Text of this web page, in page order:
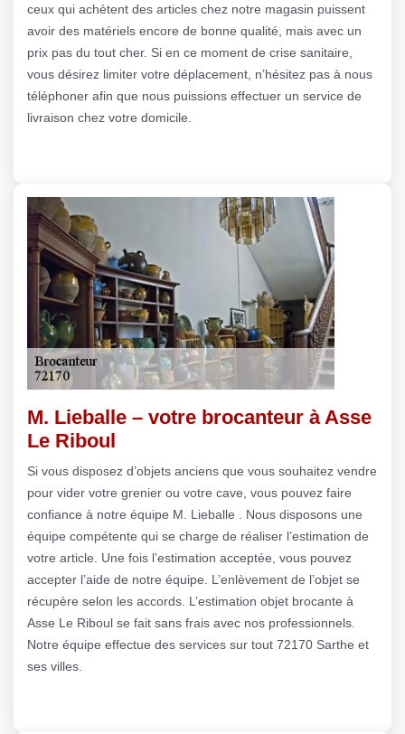
ceux qui achètent des articles chez notre magasin puissent
avoir des matériels encore de bonne qualité, mais avec un
prix pas du tout cher. Si en ce moment de crise sanitaire,
vous désirez limiter votre déplacement, n’hésitez pas à nous
téléphoner afin que nous puissions effectuer un service de
livraison chez votre domicile.
M. Lieballe – votre brocanteur à Asse
Le Riboul
Si vous disposez d’objets anciens que vous souhaitez vendre
pour vider votre grenier ou votre cave, vous pouvez faire
confiance à notre équipe M. Lieballe . Nous disposons une
équipe compétente qui se charge de réaliser l’estimation de
votre article. Une fois l’estimation acceptée, vous pouvez
accepter l’aide de notre équipe. L’enlèvement de l’objet se
récupère selon les accords. L’estimation objet brocante à
Asse Le Riboul se fait sans frais avec nos professionnels.
Notre équipe effectue des services sur tout 72170 Sarthe et
ses villes.